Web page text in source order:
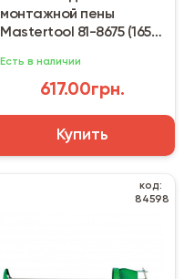
монтажной пены
Mastertool 81-8675 (165
Есть в наличии
617.00грн.
Купить
код:
84598